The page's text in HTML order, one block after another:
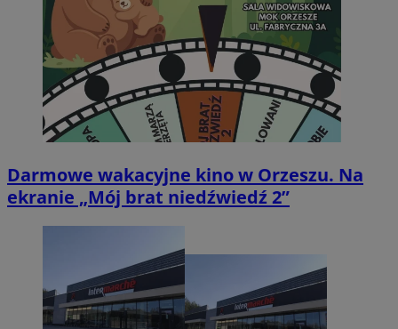
Darmowe wakacyjne kino w Orzeszu. Na
ekranie „Mój brat niedźwiedź 2”